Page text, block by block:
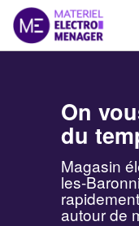
On
du
Magasin
les-
autour de